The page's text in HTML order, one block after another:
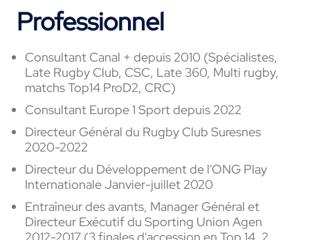
Professionnel
Consultant Canal + depuis 2010 (Spécialistes,
Late Rugby Club, CSC, Late 360, Multi rugby,
matchs Top14 ProD2, CRC)
Consultant Europe 1 Sport depuis 2022
Directeur Général du Rugby Club Suresnes
2020-2022
Directeur du Développement de l'ONG Play
Internationale Janvier-juillet 2020
Entraîneur des avants, Manager Général et
Directeur Exécutif du Sporting Union Agen